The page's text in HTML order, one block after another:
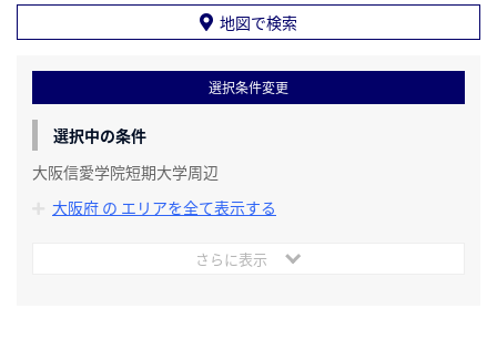
地図で検索
選択条件変更
選択中の条件
大阪信愛学院短期大学周辺
大阪府 の エリアを全て表示する
さらに表示